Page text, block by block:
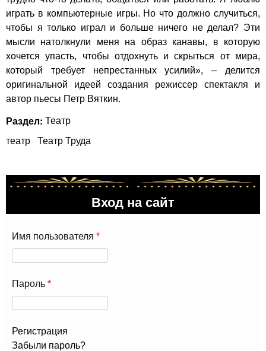
играть в компьютерные игры. Но что должно случиться,
чтобы я только играл и больше ничего не делал? Эти
мысли натолкнули меня на образ канавы, в которую
хочется упасть, чтобы отдохнуть и скрыться от мира,
который требует непрестанных усилий», – делится
оригинальной идеей создания режиссер спектакля и
автор пьесы Петр Вяткин.
Раздел: Театр
театр
Театр Труда
Вход на сайт
Имя пользователя *
Пароль *
Регистрация
Забыли пароль?